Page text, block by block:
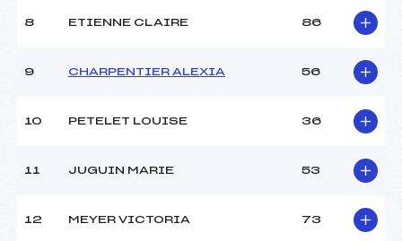
Ouvreurs C :
BEAU
8 ETIENNE CLAIRE 86
9 CHARPENTIER ALEXIA 56
10 PETELET LOUISE 36
11 JUGUIN MARIE 53
12 MEYER VICTORIA 73